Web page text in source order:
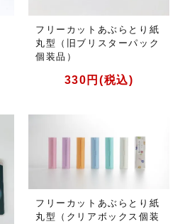
フリーカットあぶらとり紙
丸型（旧ブリスターパック
個装品）
330円(税込)
フリーカットあぶらとり紙
丸型（クリアボックス個装